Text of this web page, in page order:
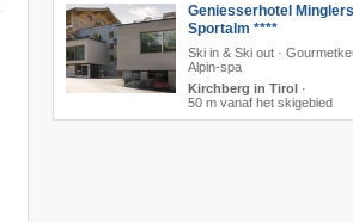
Geniesserhotel Minglers
Sportalm ****
Ski in & Ski out ·
Alpin-spa
Kirchberg in Tirol·
50 m vanaf het skigebied